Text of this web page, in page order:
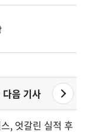
다음 기사
에 영입
, 엇갈린 실적 후